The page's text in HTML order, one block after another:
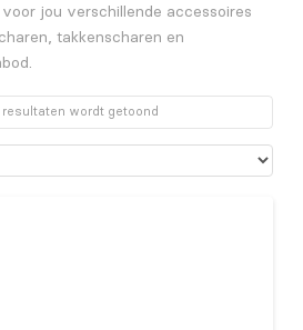
jou verschillende accessoires
takkenscharen en
wordt getoond